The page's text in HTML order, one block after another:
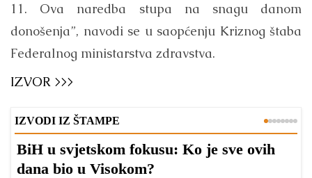
11. Ova naredba stupa na snagu danom
donošenja”, navodi se u saopćenju Kriznog štaba
Federalnog ministarstva zdravstva.
IZVOR >>>
IZVODI IZ ŠTAMPE
BiH u svjetskom fokusu: Ko je sve ovih
dana bio u Visokom?